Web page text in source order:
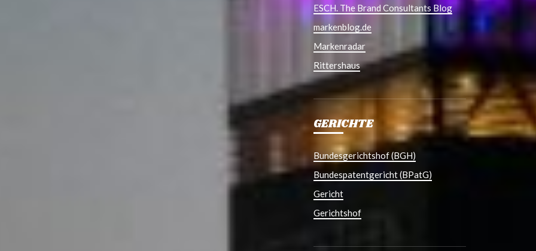
ESCH. The Brand Consultants Blog
markenblog.de
Markenradar
Rittershaus
GERICHTE
Bundesgerichtshof (BGH)
Bundespatentgericht (BPatG)
Gericht
Gerichtshof